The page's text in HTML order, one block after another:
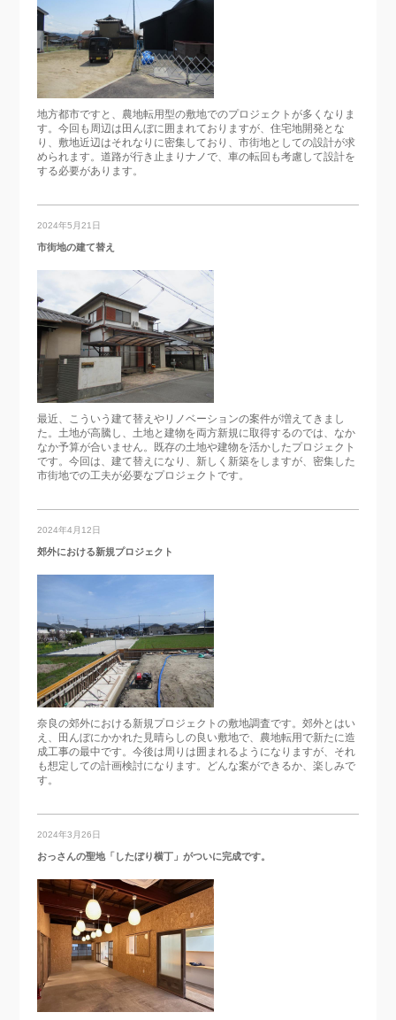
地方都市ですと、農地転用型の敷地でのプロジェクトが多くなりま
す。今回も周辺は田んぼに囲まれておりますが、住宅地開発とな
り、敷地近辺はそれなりに密集しており、市街地としての設計が求
められます。道路が行き止まりナノで、車の転回も考慮して設計を
する必要があります。
2024年5月21日
市街地の建て替え
最近、こういう建て替えやリノベーションの案件が増えてきまし
た。土地が高騰し、土地と建物を両方新規に取得するのでは、なか
なか予算が合いません。既存の土地や建物を活かしたプロジェクト
です。今回は、建て替えになり、新しく新築をしますが、密集した
市街地での工夫が必要なプロジェクトです。
2024年4月12日
郊外における新規プロジェクト
奈良の郊外における新規プロジェクトの敷地調査です。郊外とはい
え、田んぼにかかれた見晴らしの良い敷地で、農地転用で新たに造
成工事の最中です。今後は周りは囲まれるようになりますが、それ
も想定しての計画検討になります。どんな案ができるか、楽しみで
す。
2024年3月26日
おっさんの聖地「したぼり横丁」がついに完成です。